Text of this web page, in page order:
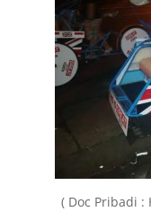
( Doc Pribadi :